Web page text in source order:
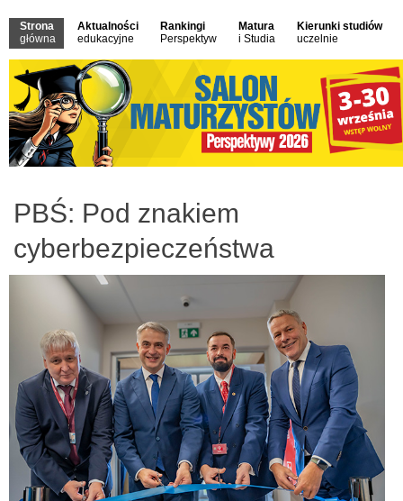
Strona
główna
Aktualności
edukacyjne
Rankingi
Perspektyw
Matura
i Studia
Kierunki studiów
uczelnie
PBŚ: Pod znakiem
cyberbezpieczeństwa